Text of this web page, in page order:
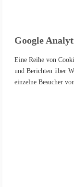
Sie
Google
Eine Reihe von
und Berichten über
einzelne Besucher